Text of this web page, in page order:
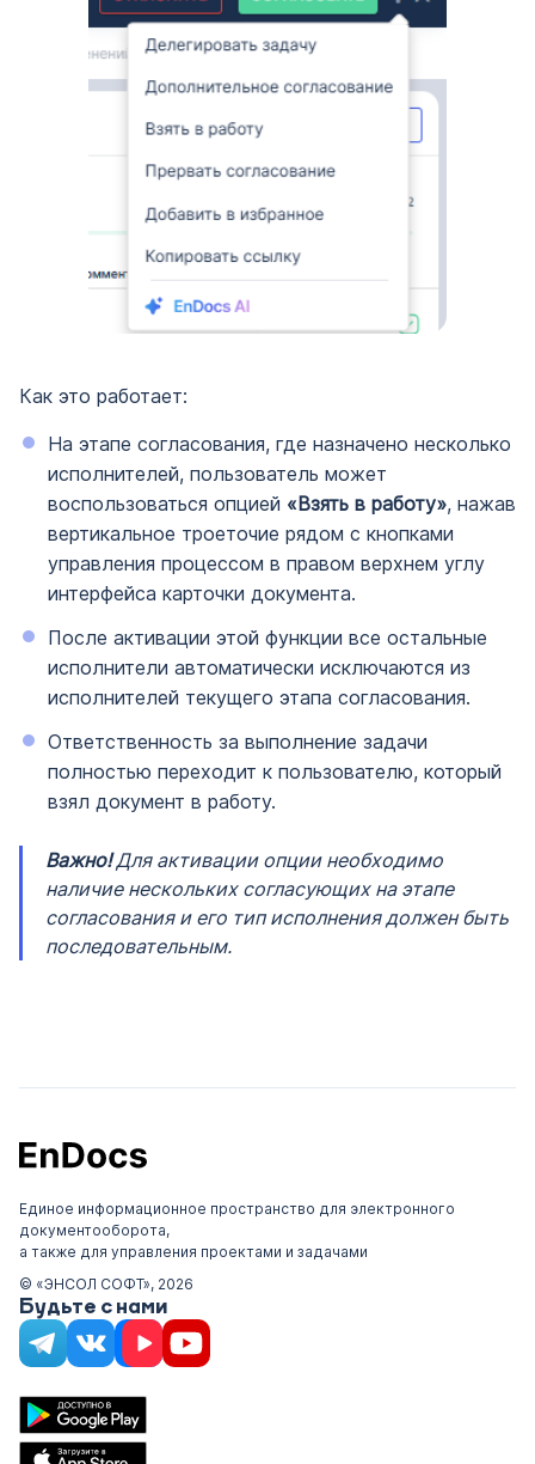
Как это работает:
На этапе согласования, где назначено несколько
исполнителей, пользователь может
воспользоваться опцией «Взять в работу», нажав
вертикальное троеточие рядом с кнопками
управления процессом в правом верхнем углу
интерфейса карточки документа.
После активации этой функции все остальные
исполнители автоматически исключаются из
исполнителей текущего этапа согласования.
Ответственность за выполнение задачи
полностью переходит к пользователю, который
взял документ в работу.
Важно!Для активации опции необходимо
наличие нескольких согласующих на этапе
согласования и его тип исполнения должен быть
последовательным.
Единое информационное пространство для электронного
документооборота,
а также для управления проектами и задачами
© «ЭНСОЛ СОФТ», 2026
Будьте с нами